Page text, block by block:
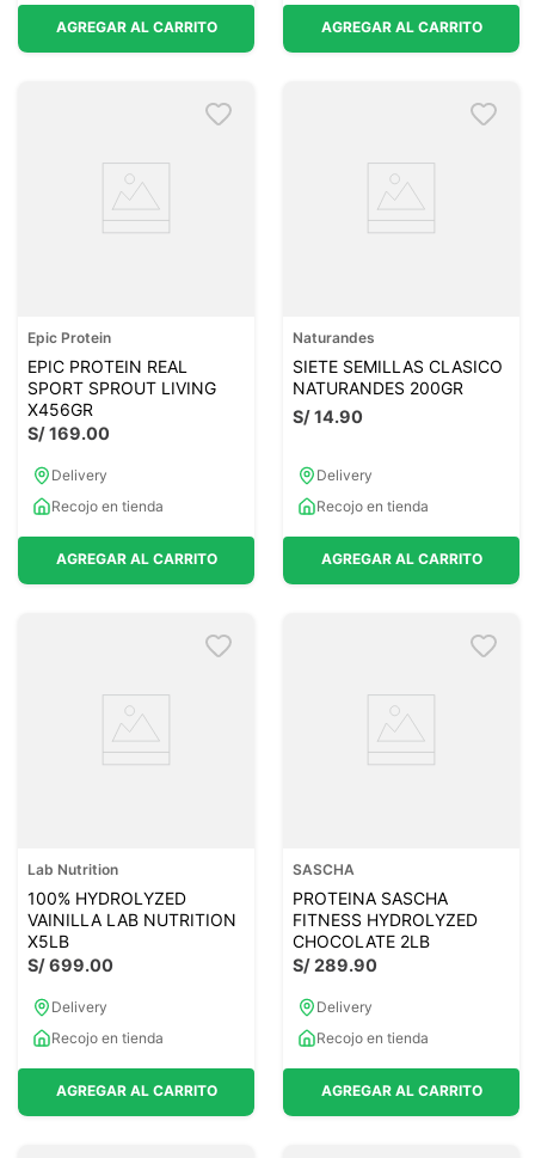
AGREGAR AL CARRITO AGREGAR AL CARRITO
Epic Protein
EPIC PROTEIN REAL
SPORT SPROUT LIVING
X456GR
S/169.00
Delivery
Recojo en tienda
AGREGAR AL CARRITO
Naturandes
SIETE SEMILLAS CLASICO
NATURANDES 200GR
S/14.90
Delivery
Recojo en tienda
AGREGAR AL CARRITO
Lab Nutrition
100% HYDROLYZED
VAINILLA LAB NUTRITION
X5LB
S/699.00
Delivery
Recojo en tienda
AGREGAR AL CARRITO
SASCHA
PROTEINA SASCHA
FITNESS HYDROLYZED
CHOCOLATE 2LB
S/289.90
Delivery
Recojo en tienda
AGREGAR AL CARRITO